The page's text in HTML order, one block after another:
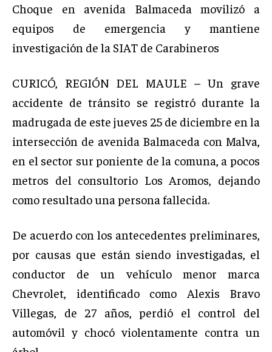
Choque en avenida Balmaceda movilizó a
equipos de emergencia y mantiene
investigación de la SIAT de Carabineros
CURICÓ, REGIÓN DEL MAULE – Un grave
accidente de tránsito se registró durante la
madrugada de este jueves 25 de diciembre en la
intersección de avenida Balmaceda con Malva,
en el sector sur poniente de la comuna, a pocos
metros del consultorio Los Aromos, dejando
como resultado una persona fallecida.
De acuerdo con los antecedentes preliminares,
por causas que están siendo investigadas, el
conductor de un vehículo menor marca
Chevrolet, identificado como Alexis Bravo
Villegas, de 27 años, perdió el control del
automóvil y chocó violentamente contra un